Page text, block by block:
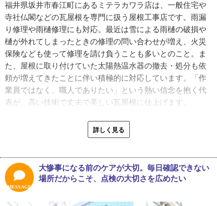
っかく物を売るなら大きなものを扱ってみたいと、住宅販
売の道へ進んだのです。
「住宅購入という一生に一度の買い物をサポートする仕事
ができたのは、とても貴重な体験でした。プレゼンボード
を作るのが楽しくて、作り込み過ぎて上司に怒られたのが
懐かしいです。ただ、結婚を考え始めたときに不規則な勤
務がネックで……。家庭を築く上で、このままの働き方で
はいずれ辛くなりそうだと考えて家業に入る決心をしまし
流な時代でした。しかし、三寺さんは父が親方だったこと
もあり、丁寧に技術を教わったといいます。
「親子なのでね、必要以上に厳しくはされなかったかな。
福井県坂井市春江町にあるミテラカワラ店は、一般住宅や
寺社仏閣などの瓦屋根を専門に扱う屋根工事店です。雨漏
り修理や雨樋修理にも対応。最近は雪による雨樋の破損や
樋が外れてしまったときの修理の問い合わせが増え、火災
保険なども使って修理を請け負うことも多いとのこと。ま
た、屋根に取り付けていた太陽熱温水器の撤去・処分も依
頼が増えてきたことに伴い積極的に対応しています。「作
業員ではなく、職人でありたい」という熱い信念を抱く代
表が、高い技術で丈夫で美しい瓦屋根に仕上げます。
三寺さんに瓦葺きの仕事のやりがいを尋ねたところ、「単
なる作業員ではなく、屋根の状態にあった提案ができる職
（ガルバリウム鋼板屋根）に需要が押されがちな瓦屋根で
すが、福井県坂井市には瓦屋根が目立ちます。持ち家率の
高さは全国でも上位で、古い家を次世代に引き継ぐ人も少
詳しく見る
MESSAGE
大惨事になる前のケアが大切。毎日確認できない
場所だからこそ、点検の大切さを広めたい